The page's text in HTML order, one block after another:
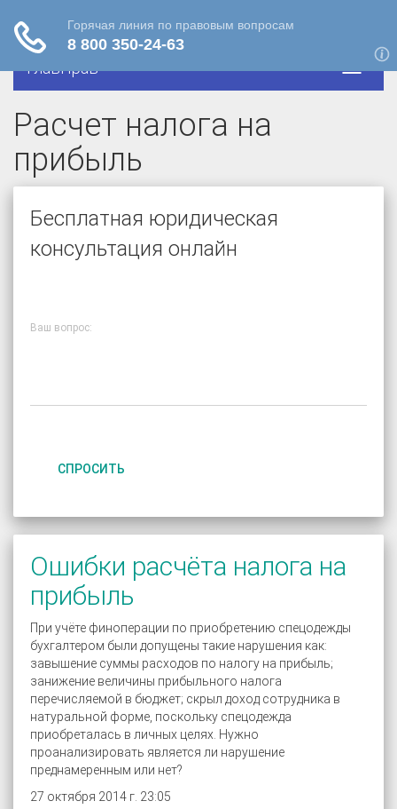
ГлавПрав
Расчет налога на
прибыль
Бесплатная юридическая
консультация онлайн
Ваш вопрос:
СПРОСИТЬ
Ошибки расчёта налога на
прибыль
При учёте финоперации по приобретению спецодежды
бухгалтером были допущены такие нарушения как:
завышение суммы расходов по налогу на прибыль;
занижение величины прибыльного налога
перечисляемой в бюджет; скрыл доход сотрудника в
натуральной форме, поскольку спецодежда
приобреталась в личных целях. Нужно
проанализировать является ли нарушение
преднамеренным или нет?
27 октября 2014 г. 23:05